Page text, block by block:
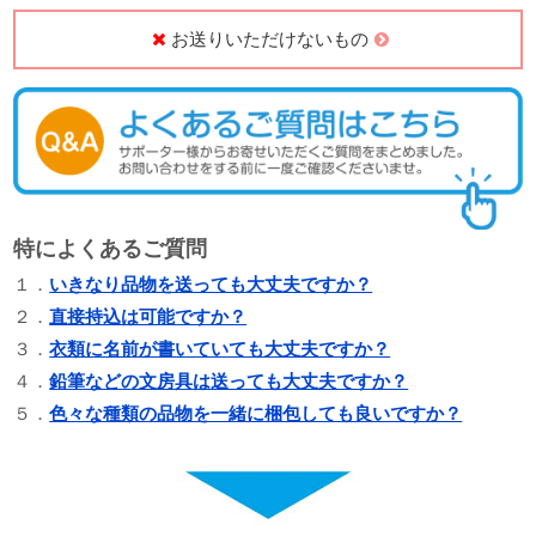
お送りいただけないもの
特によくあるご質問
１． いきなり品物を送っても大丈夫ですか？
２．直接持込は可能ですか？
３．衣類に名前が書いていても大丈夫ですか？
４．鉛筆などの文房具は送っても大丈夫ですか？
５．色々な種類の品物を一緒に梱包しても良いですか？